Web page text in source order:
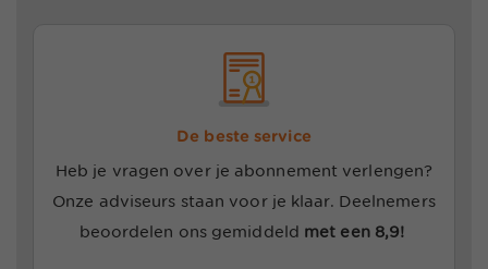
De beste service
Heb je vragen over je abonnement verlengen?
Onze adviseurs staan voor je klaar. Deelnemers
beoordelen ons gemiddeld met een 8,9!